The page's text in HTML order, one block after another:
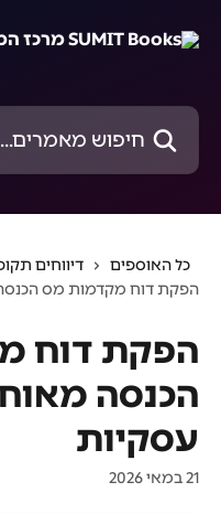
חיפוש מאמרים...
כל האוספים דיווחים
הפקת דוח מקדמות מס
הפקת דוח
הכנסה
עסקיות
21 במאי 2026